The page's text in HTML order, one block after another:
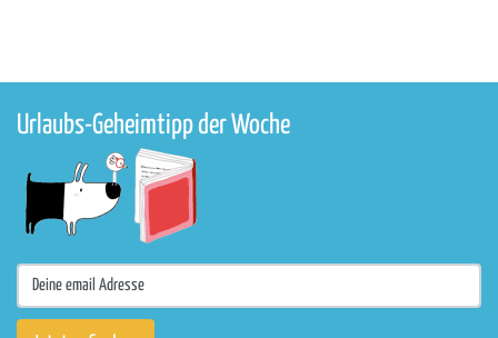
Urlaubs-Geheimtipp der Woche